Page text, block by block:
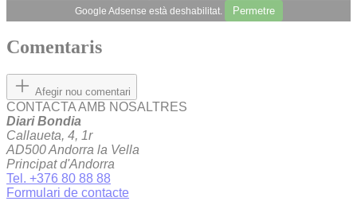
Google Adsense està deshabilitat. Permetre
Comentaris
Afegir nou comentari
CONTACTA AMB NOSALTRES
Diari Bondia
Callaueta, 4, 1r
AD500 Andorra la Vella
Principat d'Andorra
Tel. +376 80 88 88
Formulari de contacte